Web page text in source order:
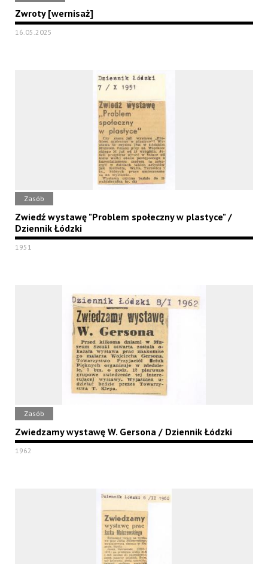
Zwroty [wernisaż]
16.05.2025
Zasób
Zwiedź wystawę "Problem społeczny w plastyce" /
Dziennik Łódzki
1951
Zasób
Zwiedzamy wystawę W. Gersona / Dziennik Łódzki
1962